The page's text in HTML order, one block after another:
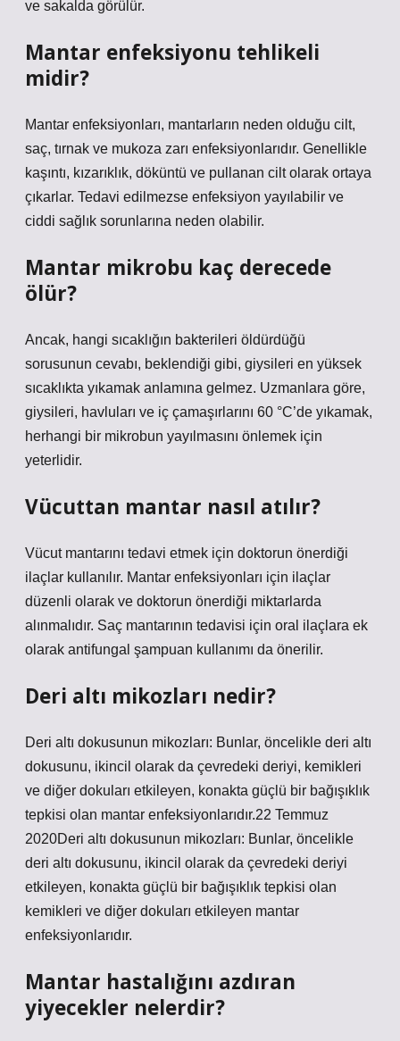
ve sakalda görülür.
Mantar enfeksiyonu tehlikeli
midir?
Mantar enfeksiyonları, mantarların neden olduğu cilt,
saç, tırnak ve mukoza zarı enfeksiyonlarıdır. Genellikle
kaşıntı, kızarıklık, döküntü ve pullanan cilt olarak ortaya
çıkarlar. Tedavi edilmezse enfeksiyon yayılabilir ve
ciddi sağlık sorunlarına neden olabilir.
Mantar mikrobu kaç derecede
ölür?
Ancak, hangi sıcaklığın bakterileri öldürdüğü
sorusunun cevabı, beklendiği gibi, giysileri en yüksek
sıcaklıkta yıkamak anlamına gelmez. Uzmanlara göre,
giysileri, havluları ve iç çamaşırlarını 60 °C’de yıkamak,
herhangi bir mikrobun yayılmasını önlemek için
yeterlidir.
Vücuttan mantar nasıl atılır?
Vücut mantarını tedavi etmek için doktorun önerdiği
ilaçlar kullanılır. Mantar enfeksiyonları için ilaçlar
düzenli olarak ve doktorun önerdiği miktarlarda
alınmalıdır. Saç mantarının tedavisi için oral ilaçlara ek
olarak antifungal şampuan kullanımı da önerilir.
Deri altı mikozları nedir?
Deri altı dokusunun mikozları: Bunlar, öncelikle deri altı
dokusunu, ikincil olarak da çevredeki deriyi, kemikleri
ve diğer dokuları etkileyen, konakta güçlü bir bağışıklık
tepkisi olan mantar enfeksiyonlarıdır.22 Temmuz
2020Deri altı dokusunun mikozları: Bunlar, öncelikle
deri altı dokusunu, ikincil olarak da çevredeki deriyi
etkileyen, konakta güçlü bir bağışıklık tepkisi olan
kemikleri ve diğer dokuları etkileyen mantar
enfeksiyonlarıdır.
Mantar hastalığını azdıran
yiyecekler nelerdir?